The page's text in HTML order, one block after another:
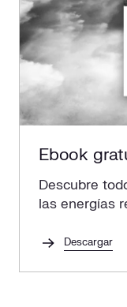
Ebook
Descubre
las energías
en tu empresa.
Descargar